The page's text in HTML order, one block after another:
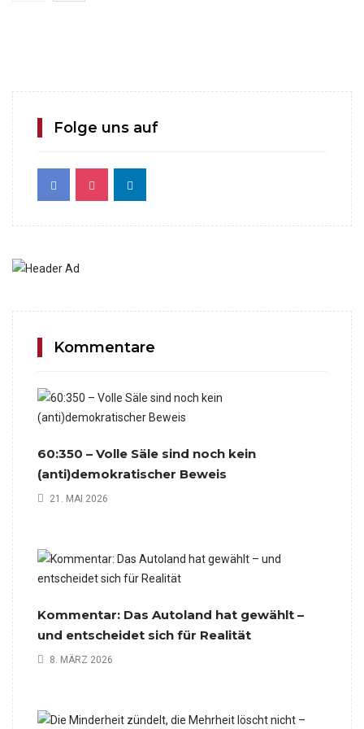
Folge uns auf
Kommentare
60:350 – Volle Säle sind noch kein
(anti)demokratischer Beweis
21. MAI 2026
Kommentar: Das Autoland hat gewählt –
und entscheidet sich für Realität
8. MÄRZ 2026